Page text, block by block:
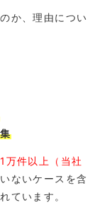
か、理由につい
万件以上（当社
ないケースを含
ています。